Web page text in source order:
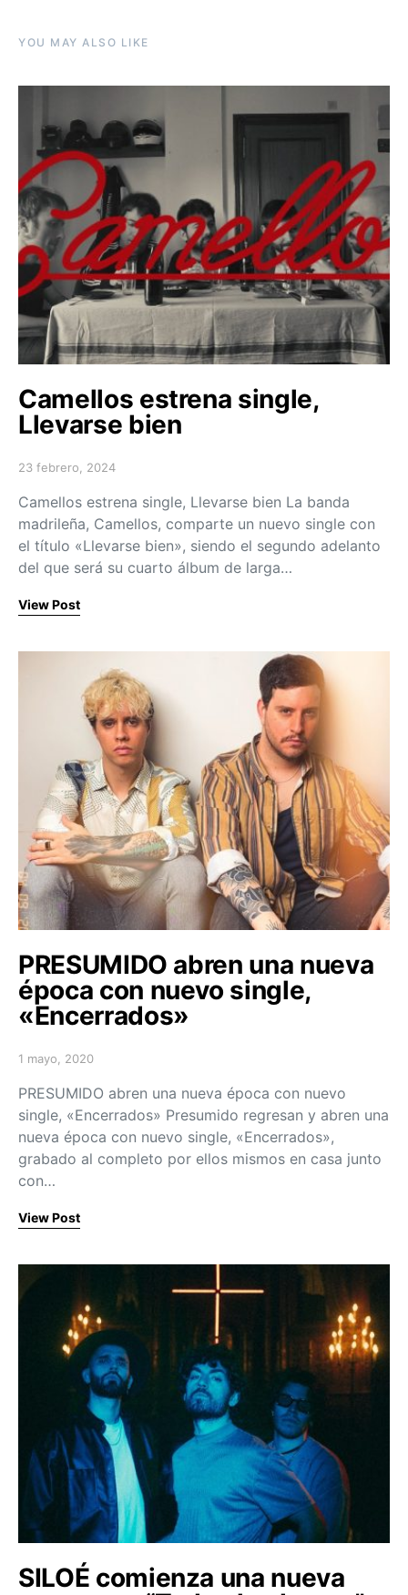
YOU MAY ALSO LIKE
Camellos estrena single,
Llevarse bien
Posted on
23 febrero, 2024
Camellos estrena single, Llevarse bien La banda
madrileña, Camellos, comparte un nuevo single con
el título «Llevarse bien», siendo el segundo adelanto
del que será su cuarto álbum de larga…
View Post
PRESUMIDO abren una nueva
época con nuevo single,
«Encerrados»
Posted on
1 mayo, 2020
PRESUMIDO abren una nueva época con nuevo
single, «Encerrados» Presumido regresan y abren una
nueva época con nuevo single, «Encerrados»,
grabado al completo por ellos mismos en casa junto
con…
View Post
SILOÉ comienza una nueva